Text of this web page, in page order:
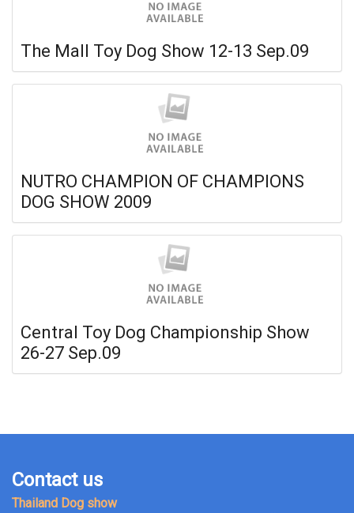
The Mall Toy Dog Show 12-13 Sep.09
NUTRO CHAMPION OF CHAMPIONS
DOG SHOW 2009
Central Toy Dog Championship Show
26-27 Sep.09
Contact us
Thailand Dog show